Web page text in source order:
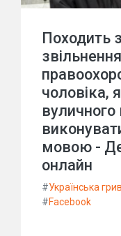
Походить
чоловіка,
мовою -
онлайн
#Українська
#Facebook